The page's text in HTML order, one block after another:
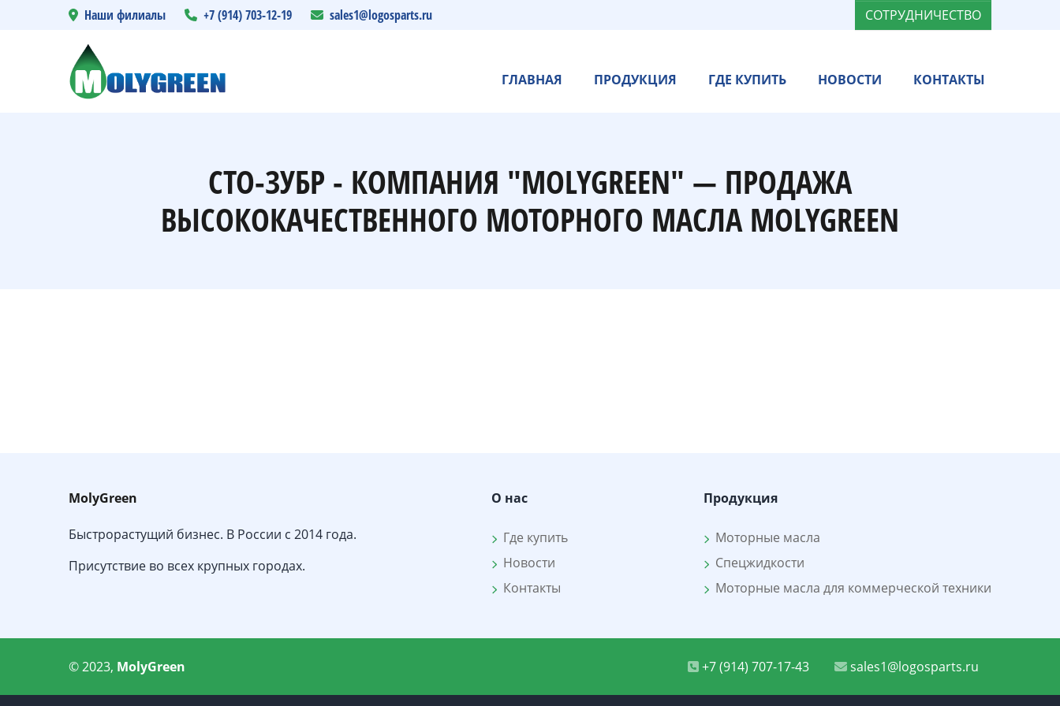
ГЛАВНАЯ ПРОДУКЦИЯ ГДЕ КУПИТЬ НОВОСТИ КОНТАКТЫ
Наши филиалы +7 (914) 703-12-19 sales1@logosparts.ru СОТРУДНИЧЕСТВО
СТО-ЗУБР - КОМПАНИЯ "MOLYGREEN" — ПРОДАЖА
ВЫСОКОКАЧЕСТВЕННОГО МОТОРНОГО МАСЛА MOLYGREEN
MolyGreen
Быстрорастущий бизнес. В России с 2014 года.
Присутствие во всех крупных городах.
О нас
Где купить
Новости
Контакты
Продукция
Моторные масла
Спецжидкости
Моторные масла для коммерческой техники
© 2023, MolyGreen +7 (914) 707-17-43 sales1@logosparts.ru